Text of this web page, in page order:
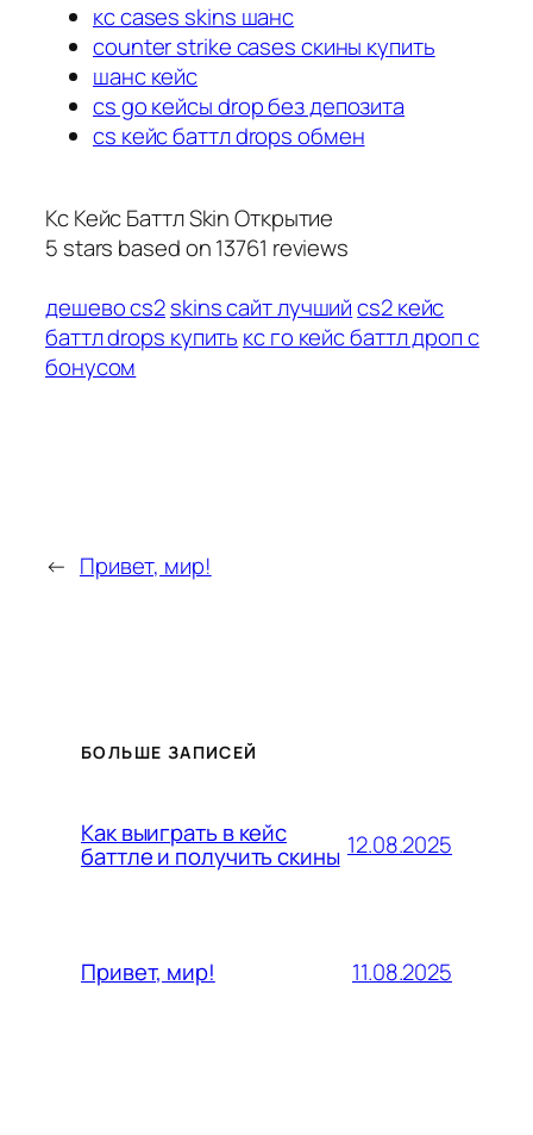
кс cases skins шанс
counter strike cases скины купить
шанс кейс
cs go кейсы drop без депозита
cs кейс баттл drops обмен
Кс Кейс Баттл Skin Открытие
5 stars based on13761 reviews
дешево cs2skins сайт лучшийcs2 кейс
баттл drops купить кс го кейс баттл дроп с
бонусом
← Привет, мир!
БОЛЬШЕ ЗАПИСЕЙ
Как выиграть в кейс
баттле и получить скины 12.08.2025
Привет, мир! 11.08.2025